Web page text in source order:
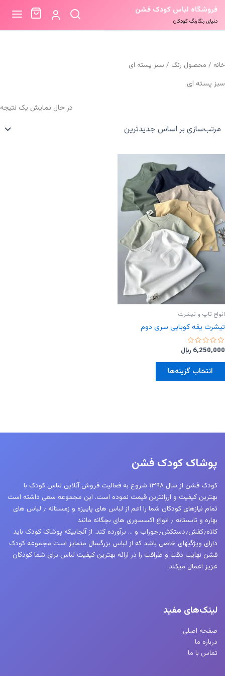
فروشگاه لباس کودک فشن
دنیای رنگارنگ کودکان
خانه / محصول رنگ / سبز پسته ای
سبز پسته ای
در حال نمایش یک نتیجه
انواع تاپ و تیشرت
تیشرت یقه کوبایی سری دوم
امتیاز
از
6,250,000 ﷼
انتخاب گزینه‌ها
این
باشد.
ها
است
در
صفحه
محصول
انتخاب
شوند
پوشاک کودک فشن
کودک فشن از سال ۱۳۹۸ شروع به فعالیت فروش آنلاین لباس کودک با
بهترین کیفیت و ارزانترین قیمت نموده است. این مجموعه سعی داشته است
تمام نیازهای کودکان شما را اعم از لباس های پاییزه و زمستانه ٫ لباس های
بهاره و تابستانه ٫ انواع اکسسوری های بچگانه مانند
کلاه٫کفش٫دستکش٫جوراب و … برآورده کند. از آنجاییکه پوشاک کودک باید
دارای ویژگیهای خاصی باشد که از لباس بزرگسال متمایز است مجموعه کودک
فشن نهایت دقت و ظرافت را در ارائه بهترین کیفیت لباس برای شما کودکان
عزیز اعمال میکند.
لینک‌های مفید
صفحه اصلی
درباره ما
تماس با ما